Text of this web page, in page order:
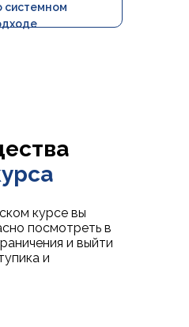
системном
курсе вы
посмотреть в
и выйти
и